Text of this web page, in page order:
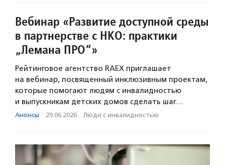
Вебинар «Развитие доступной среды
в партнерстве с НКО: практики
„Лемана ПРО“»
Рейтинговое агентство RAEX приглашает
на вебинар, посвященный инклюзивным проектам,
которые помогают людям с инвалидностью
и выпускникам детских домов сделать шаг…
Анонсы · 29.06.2026 · Люди с инвалидностью